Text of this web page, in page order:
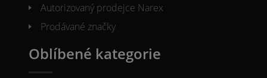
Autorizovaný prodejce Narex
Prodávané značky
Oblíbené kategorie